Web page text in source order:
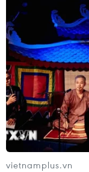
vietnamplus.vn